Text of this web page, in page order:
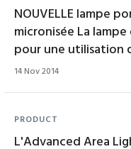
NOUVELLE lampe
micronisée La
pour une utilisation
14 Nov 2014
PRODUCT
L'Advanced Area